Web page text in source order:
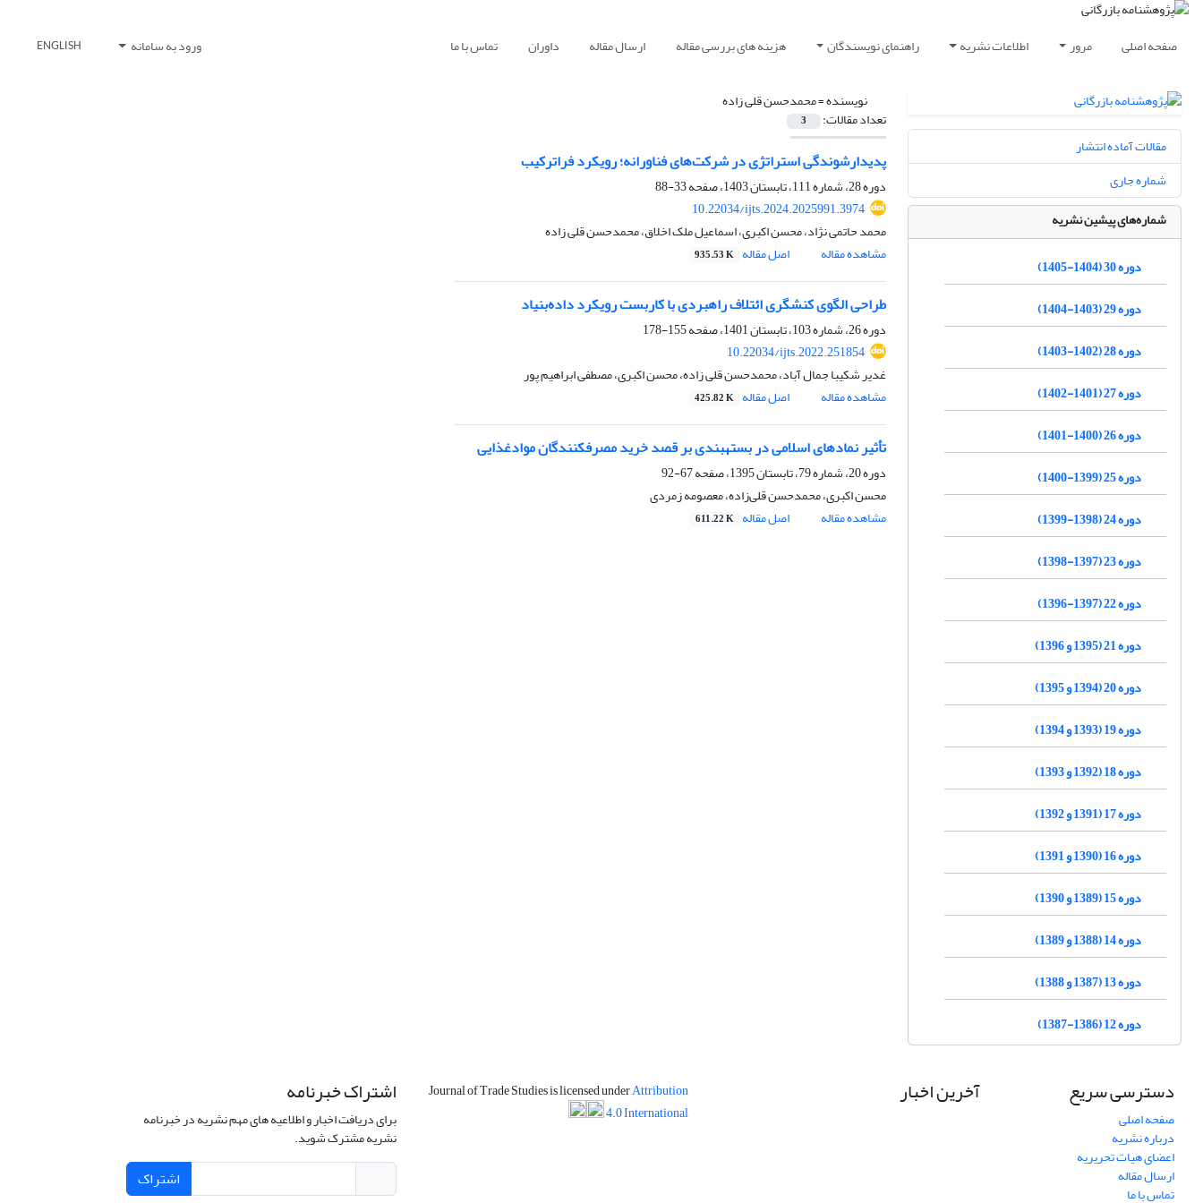
صفحه اصلی مرور اطلاعات نشریه راهنمای نویسندگان هزینه های بررسی مقاله ارسال مقاله داوران تماس با ما ورود به سامانه ENGLISH
نویسنده =محمدحسن قلی زاده
تعداد مقالات: 3
پدیدارشوندگی استراتژی در شرکت‌های فناورانه؛ رویکرد فراترکیب
دوره 28، شماره 111، تابستان 1403، صفحه
33-88
10.22034/ijts.2024.2025991.3974
محمد حاتمی نژاد، محسن اکبری، اسماعیل ملک اخلاق، محمدحسن قلی زاده
مشاهده مقاله
اصل مقاله 935.53 K
طراحی الگوی کنشگری ائتلاف راهبردی با کاربست رویکرد داده‌بنیاد
دوره 26، شماره 103، تابستان 1401، صفحه
155-178
10.22034/ijts.2022.251854
غدیر شکیبا جمال آباد، محمدحسن قلی زاده، محسن اکبری، مصطفی ابراهیم پور
مشاهده مقاله
اصل مقاله 425.82 K
تأثیر نمادهای اسلامی در بستهبندی بر قصد خرید مصرفکنندگان موادغذایی
دوره 20، شماره 79، تابستان 1395، صفحه
67-92
محسن اکبری، محمدحسن قلی‌زاده، معصومه زمردی
مشاهده مقاله
اصل مقاله 611.22 K
مقالات آماده انتشار
شماره جاری
شماره‌های پیشین نشریه
دوره 30 (1404-1405)
دوره 29 (1403-1404)
دوره 28 (1402-1403)
دوره 27 (1401-1402)
دوره 26 (1400-1401)
دوره 25 (1399-1400)
دوره 24 (1398-1399)
دوره 23 (1397-1398)
دوره 22 (1397-1396)
دوره 21 (1395 و 1396)
دوره 20 (1394 و 1395)
دوره 19 (1393 و 1394)
دوره 18 (1392 و 1393)
دوره 17 (1391 و 1392)
دوره 16 (1390 و 1391)
دوره 15 (1389 و 1390)
دوره 14 (1388 و 1389)
دوره 13 (1387 و 1388)
دوره 12 (1386-1387)
دسترسی سریع
صفحه اصلی
درباره نشریه
اعضای هیات تحریریه
ارسال مقاله
تماس با ما
آخرین اخبار Journal of Trade Studies is licensed underAttribution
4.0 International
اشتراک خبرنامه
برای دریافت اخبار و اطلاعیه های مهم نشریه در خبرنامه
نشریه مشترک شوید.
اشتراک